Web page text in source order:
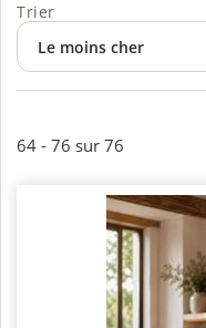
Trier
64 - 76 sur 76